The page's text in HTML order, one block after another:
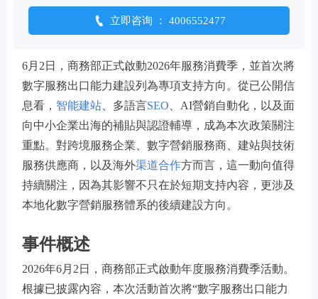
 立即咨询 ： 4006552477
6月2日，商務部正式啟動2026年服務消費季，並首次將
數字服務出口能力建設列為專項支持方向。從已公開信
息看， 智能建站 、多語言SEO 、AI營銷自動化，以及面
向中小企業出海的補貼與認證輔導，成為本次政策關注
重點。對跨境服務企業、數字營銷服務商、建站與技術
服務供應商，以及海外渠道合作方而言，這一動向值得
持續關注，因為其影響不只在於短期支持內容，更涉及
本地化數字營銷服務體系的後續建設方向。
事件概述
2026年6月2日，商務部正式啟動年度服務消費季活動。
根據已披露內容，本次活動首次將“數字服務出口能力